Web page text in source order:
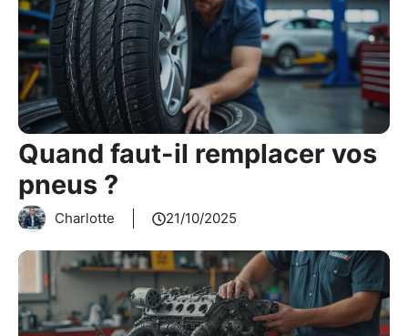
Quand faut-il remplacer vos
pneus ?
Charlotte 21/10/2025